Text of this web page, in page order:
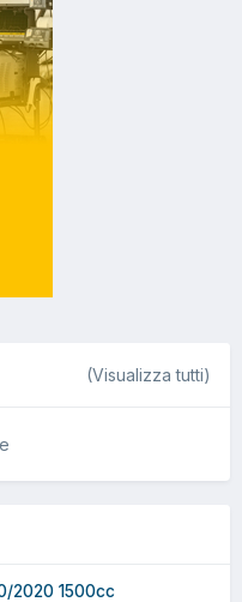
(Visualizza tutti)
2020 1500cc